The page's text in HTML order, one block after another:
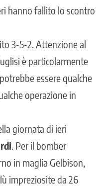
hanno fallito lo scontro
3-5-2. Attenzione al
è particolarmente
essere qualche
operazione in
giornata di ieri
. Per il bomber
in maglia Gelbison,
impreziosite da 26